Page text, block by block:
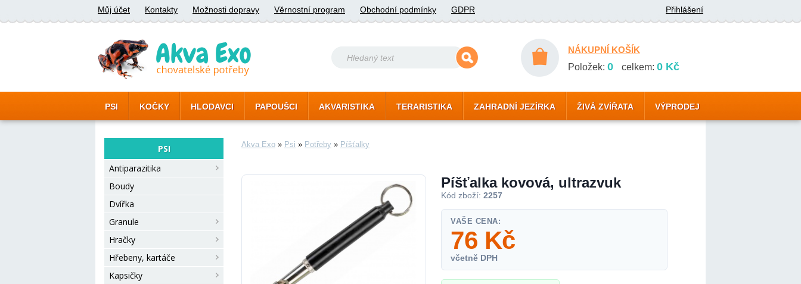
Můj účet Kontakty Možnosti dopravy Věrnostní program Obchodní podmínky GDPR Přihlášení
NÁKUPNÍ KOŠÍK
Položek: 0 celkem: 0 Kč
PSI KOČKY HLODAVCI PAPOUŠCI AKVARISTIKA TERARISTIKA ZAHRADNÍ JEZÍRKA ŽIVÁ ZVÍŘATA VÝPRODEJ
PSI
Antiparazitika
Boudy
Dvířka
Granule
Hračky
Hřebeny, kartáče
Kapsičky
Akva Exo » Psi » Potřeby » Píšťalky
Píšťalka kovová, ultrazvuk
Kód zboží: 2257
VAŠE CENA:
76 Kč
včetně DPH